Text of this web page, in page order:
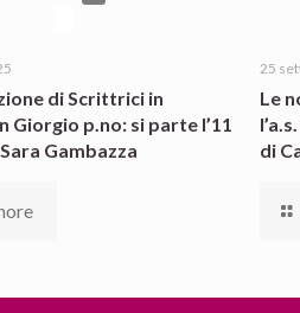
di Scrittrici in
Giorgio p.no: si parte l’11
Gambazza
25
Le
di